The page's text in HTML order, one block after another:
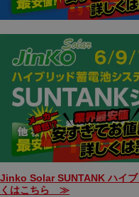
Jinko Solar SUNTANK ハイブ
くはこちら ≫